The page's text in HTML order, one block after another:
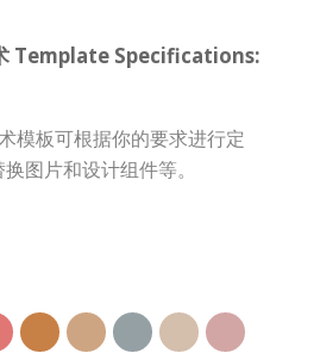
Template Specifications:
模板可根据你的要求进行定
图片和设计组件等。